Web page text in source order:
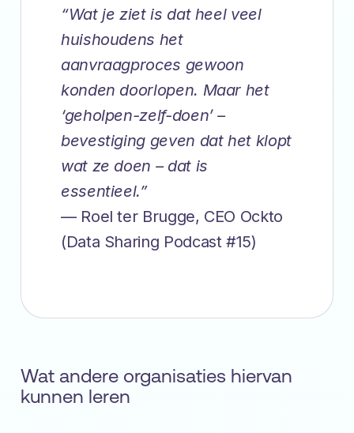
“Wat je ziet is dat heel veel
huishoudens het
aanvraagproces gewoon
konden doorlopen. Maar het
‘geholpen-zelf-doen’ –
bevestiging geven dat het klopt
wat ze doen – dat is
essentieel.”
— Roel ter Brugge, CEO Ockto
(Data Sharing Podcast #15)
Wat andere organisaties hiervan
kunnen leren